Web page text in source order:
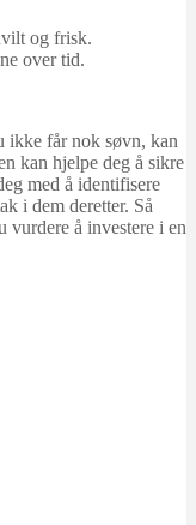
og frisk.
over tid.
ikke får nok søvn, kan
kan hjelpe deg å sikre
med å identifisere
i dem deretter. Så
vurdere å investere i en